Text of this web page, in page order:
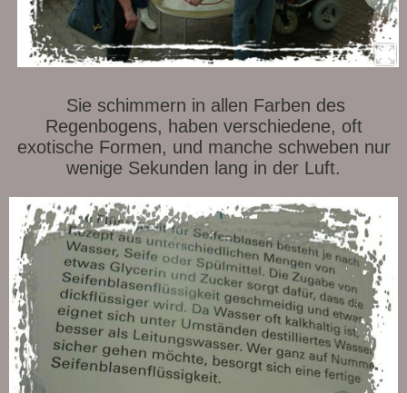
Sie schimmern in allen Farben des
Regenbogens, haben verschiedene, oft
exotische Formen, und manche schweben nur
wenige Sekunden lang in der Luft.